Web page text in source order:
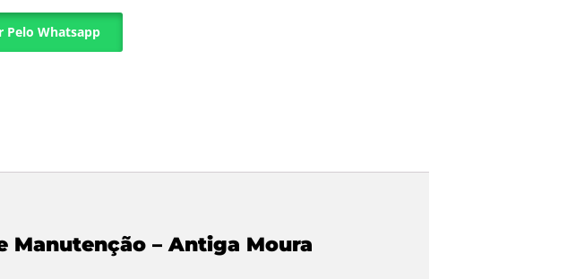
Pelo Whatsapp
Manutenção – Antiga Moura